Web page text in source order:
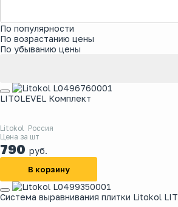
По популярности
По возрастанию цены
По убыванию цены
LITOLEVEL Комплект
Litokol Россия
Цена за шт
790 руб.
В корзину
Система выравнивания плитки Litokol